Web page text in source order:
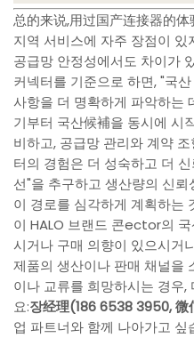
总的来说,用过国产连接器的
지역 서비스에 자주 장점이 있
공급망 안정성에서도 차이가
커넥터를 기준으로 하면, "국
사항을 더 명확하게 파악하는
기부터 국산候補을 동시에 시
비하고, 공급망 관리와 계약
터의 경험은 더 성숙하고 더
선"을 추구하고 생산량의 신
이 경로를 심각하게 계획하는
이 HALO 브랜드 콘ector의
시거나 구매 의향이 있으시거
제품의 생산이나 판매 채널을
이나 교류를 희망하시는 경우
요:장经理(186 6538 3950, 微
업 파트너와 함께 나아가고 싶